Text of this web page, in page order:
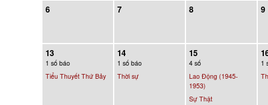
6 7 8 9
13
1 số báo
Tiểu Thuyết Thứ Bảy
14
1 số báo
Thời sự
15
4 số
Lao Động (1945-
1953)
Sự Thật
1